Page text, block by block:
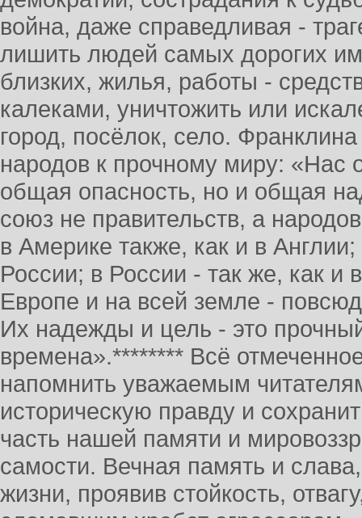
война, даже справедливая -
лишить людей самых дорогих
близких, жилья, работы -
калеками, уничтожить или
город, посёлок, село.
народов к прочному миру: «Нас
общая опасность, но и общая
союз не правительств, а
в Америке также, как и в
России; в России - так же, как и
Европе и на всей земле -
Их надежды и цель - это
времена».******** Всё
напомнить уважаемым
историческую правду и
часть нашей памяти и
самости. Вечная память и
жизни, проявив стойкость,